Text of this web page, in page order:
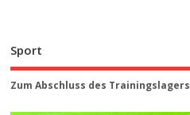
Sport
Zum Abschluss des Trainingslagers